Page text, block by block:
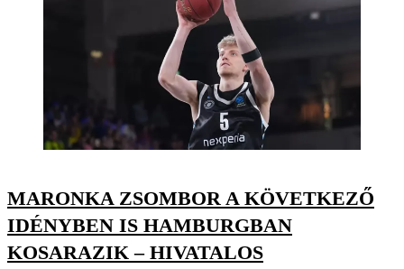
MARONKA ZSOMBOR A KÖVETKEZŐ
IDÉNYBEN IS HAMBURGBAN
KOSARAZIK – HIVATALOS